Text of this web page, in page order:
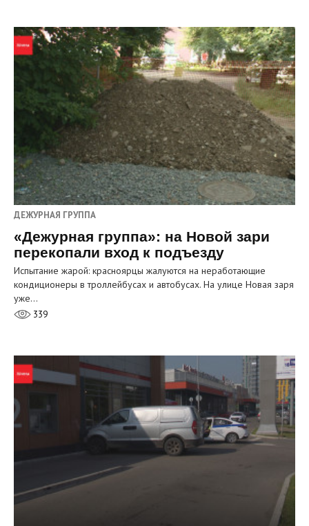
ДЕЖУРНАЯ ГРУППА
«Дежурная группа»: на Новой зари
перекопали вход к подъезду
Испытание жарой: красноярцы жалуются на неработающие
кондиционеры в троллейбусах и автобусах. На улице Новая заря
уже…
339